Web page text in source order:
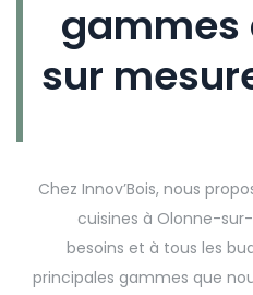
gammes
sur
Chez Innov’Bois, nous
cuisines à Olonne-
besoins et à tous les
principales gammes que